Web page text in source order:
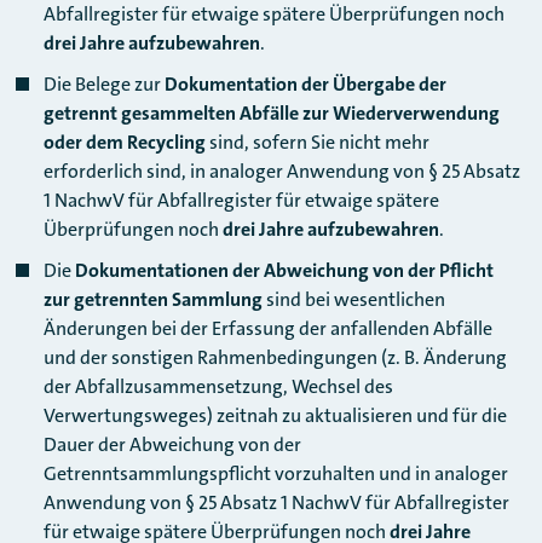
Abfallregister für etwaige spätere Überprüfungen noch
drei Jahre aufzubewahren.
Die Belege zurDokumentation derÜbergabe der
getrennt gesammelten Abfälle zur Wiederverwendung
oder dem Recyclingsind, sofern Sie nicht mehr
erforderlich sind, in analoger Anwendung von § 25 Absatz
1 NachwV für Abfallregister für etwaige spätere
Überprüfungen nochdrei Jahre aufzubewahren.
DieDokumentationen derAbweichung von der Pflicht
zur getrennten Sammlungsind bei wesentlichen
Änderungen bei der Erfassung der anfallenden Abfälle
und der sonstigen Rahmenbedingungen (z. B. Änderung
der Abfallzusammensetzung, Wechsel des
Verwertungsweges) zeitnah zu aktualisieren und für die
Dauer der Abweichung von der
Getrenntsammlungspflicht vorzuhalten und in analoger
Anwendung von § 25 Absatz 1 NachwV für Abfallregister
für etwaige spätere Überprüfungen nochdrei Jahre